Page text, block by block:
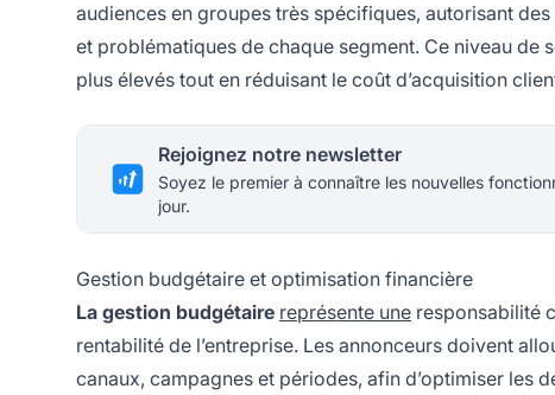
audiences en groupes très spécifiques, autorisant
et problématiques de chaque segment. Ce niveau
plus élevés tout en réduisant le coût d’acquisition
Rejoignez notre newsletter
Soyez le premier à connaître les nouvelles
jour.
Gestion budgétaire et optimisation financière
La gestion budgétaire représente une responsabilité
rentabilité de l’entreprise. Les annonceurs doivent
canaux, campagnes et périodes, afin d’optimiser les